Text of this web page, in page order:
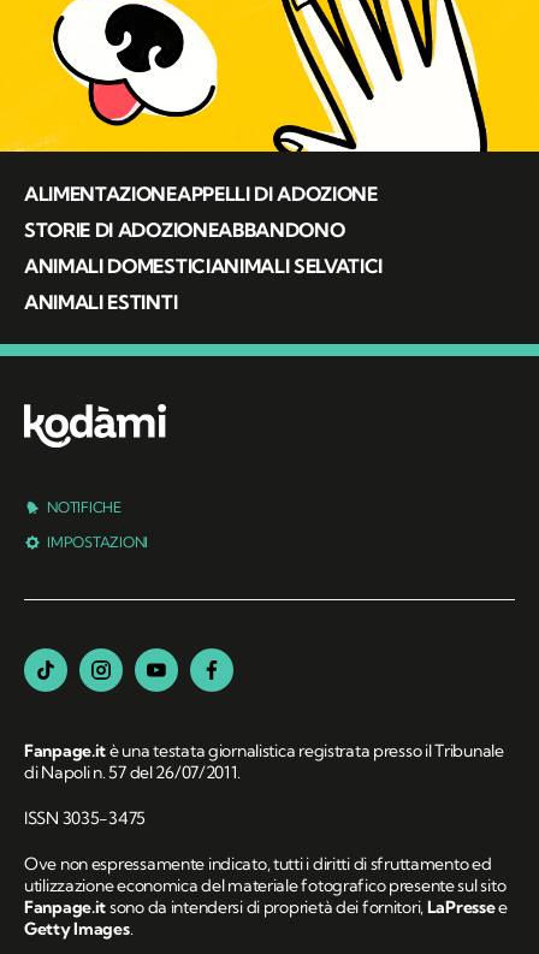
ALIMENTAZIONEAPPELLI DI ADOZIONE
STORIE DI ADOZIONEABBANDONO
ANIMALI DOMESTICIANIMALI SELVATICI
ANIMALI ESTINTI
NOTIFICHE
IMPOSTAZIONI
Fanpage.itè una testata giornalistica registrata presso il Tribunale
di Napoli n. 57 del 26/07/2011.
ISSN 3035-3475
Ove non espressamente indicato, tutti i diritti di sfruttamento ed
utilizzazione economica del materiale fotografico presente sul sito
Fanpage.itsono da intendersi di proprietà dei fornitori,LaPressee
Getty Images.